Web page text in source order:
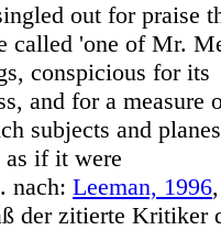
out for praise
called 'one of Mr.
conspicious for its
and for a measure
subjects and
as if it were
nach: Leeman, 1996
der zitierte Kritiker